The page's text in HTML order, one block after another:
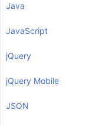
Java
JavaScript
jQuery
jQuery Mobile
JSON